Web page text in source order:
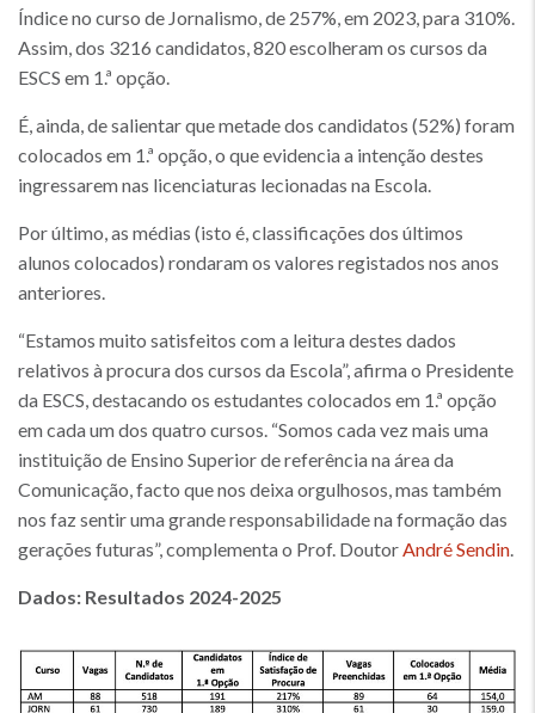
Índice no curso de Jornalismo, de 257%, em 2023, para 310%.
Assim, dos 3216 candidatos, 820 escolheram os cursos da
ESCS em 1.ª opção.
É, ainda, de salientar que metade dos candidatos (52%) foram
colocados em 1.ª opção, o que evidencia a intenção destes
ingressarem nas licenciaturas lecionadas na Escola.
Por último, as médias (isto é, classificações dos últimos
alunos colocados) rondaram os valores registados nos anos
anteriores.
“Estamos muito satisfeitos com a leitura destes dados
relativos à procura dos cursos da Escola”, afirma o Presidente
da ESCS, destacando os estudantes colocados em 1.ª opção
em cada um dos quatro cursos. “Somos cada vez mais uma
instituição de Ensino Superior de referência na área da
Comunicação, facto que nos deixa orgulhosos, mas também
nos faz sentir uma grande responsabilidade na formação das
gerações futuras”, complementa o Prof. DoutorAndré Sendin.
Dados: Resultados 2024-2025
Imagem